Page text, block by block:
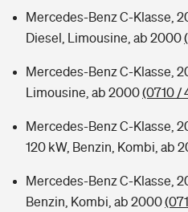
Mercedes-Benz C-Klasse,
Diesel, Limousine, ab 2000
Mercedes-Benz C-Klasse,
Limousine, ab 2000(0710 /
Mercedes-Benz C-Klasse,
120 kW, Benzin, Kombi, ab
Mercedes-Benz C-Klasse,
Benzin, Kombi, ab 2000